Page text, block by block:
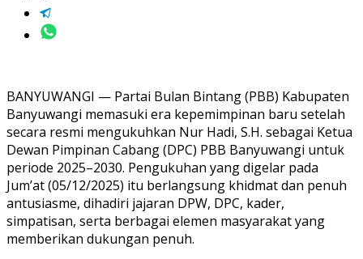
BANYUWANGI — Partai Bulan Bintang (PBB) Kabupaten
Banyuwangi memasuki era kepemimpinan baru setelah
secara resmi mengukuhkan Nur Hadi, S.H. sebagai Ketua
Dewan Pimpinan Cabang (DPC) PBB Banyuwangi untuk
periode 2025–2030. Pengukuhan yang digelar pada
Jum’at (05/12/2025) itu berlangsung khidmat dan penuh
antusiasme, dihadiri jajaran DPW, DPC, kader,
simpatisan, serta berbagai elemen masyarakat yang
memberikan dukungan penuh.